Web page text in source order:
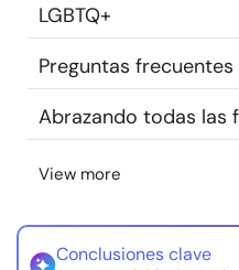
Idioma
Sobre nosotros Contáctanos
nosotros
LGBTQ+
Preguntas frecuentes
Abrazando todas las
View more
Conclusiones clave